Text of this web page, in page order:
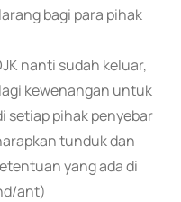
bagi para pihak
nanti sudah keluar,
kewenangan untuk
setiap pihak penyebar
tunduk dan
yang ada di
ant)